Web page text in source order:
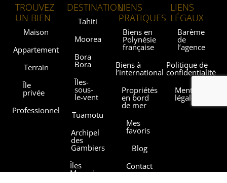
TROUVEZ
UN BIEN
Maison
Appartement
Terrain
Île
privée
Professionnel
DESTINATION
Tahiti
Moorea
Bora
Bora
Îles-
sous-
le-vent
Tuamotu
Archipel
des
Gambiers
Îles
Marquises
LIENS
PRATIQUES
Biens en
Polynésie
française
Biens à
l’international
Propriétés
en bord
de mer
Mes
favoris
Blog
Contact
LIENS
LÉGAUX
Barème
de
l’agence
Politique de
confidentialité
Mentions
légales